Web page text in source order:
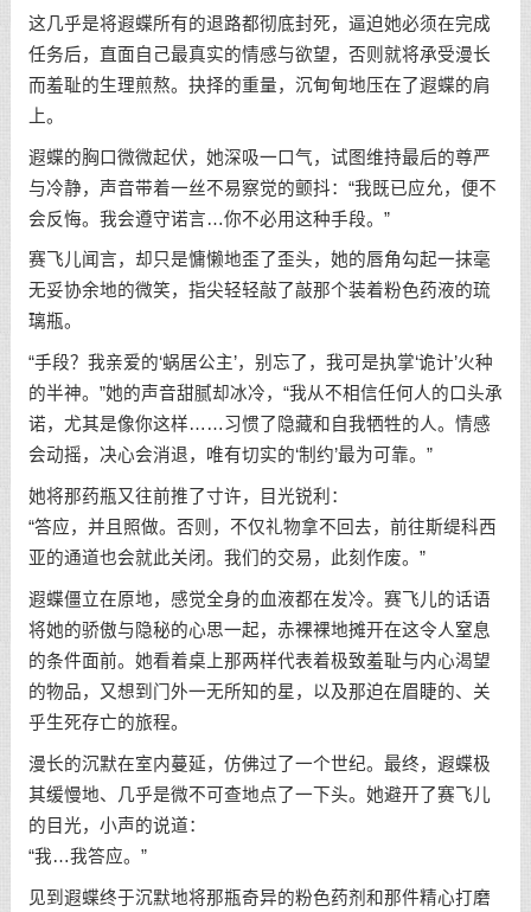
这几乎是将遐蝶所有的退路都彻底封死，逼迫她必须在完成
任务后，直面自己最真实的情感与欲望，否则就将承受漫长
而羞耻的生理煎熬。抉择的重量，沉甸甸地压在了遐蝶的肩
上。
遐蝶的胸口微微起伏，她深吸一口气，试图维持最后的尊严
与冷静，声音带着一丝不易察觉的颤抖：“我既已应允，便不
会反悔。我会遵守诺言…你不必用这种手段。”
赛飞儿闻言，却只是慵懒地歪了歪头，她的唇角勾起一抹毫
无妥协余地的微笑，指尖轻轻敲了敲那个装着粉色药液的琉
璃瓶。
“手段？我亲爱的‘蜗居公主’，别忘了，我可是执掌‘诡计’火种
的半神。”她的声音甜腻却冰冷，“我从不相信任何人的口头承
诺，尤其是像你这样……习惯了隐藏和自我牺牲的人。情感
会动摇，决心会消退，唯有切实的‘制约’最为可靠。”
她将那药瓶又往前推了寸许，目光锐利：
“答应，并且照做。否则，不仅礼物拿不回去，前往斯缇科西
亚的通道也会就此关闭。我们的交易，此刻作废。”
遐蝶僵立在原地，感觉全身的血液都在发冷。赛飞儿的话语
将她的骄傲与隐秘的心思一起，赤裸裸地摊开在这令人窒息
的条件面前。她看着桌上那两样代表着极致羞耻与内心渴望
的物品，又想到门外一无所知的星，以及那迫在眉睫的、关
乎生死存亡的旅程。
漫长的沉默在室内蔓延，仿佛过了一个世纪。最终，遐蝶极
其缓慢地、几乎是微不可查地点了一下头。她避开了赛飞儿
的目光，小声的说道：
“我…我答应。”
见到遐蝶终于沉默地将那瓶奇异的粉色药剂和那件精心打磨